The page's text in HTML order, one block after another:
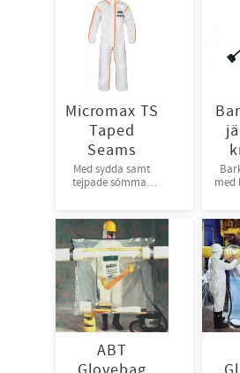
Micromax TS
Taped
Seams
Med sydda samt
tejpade sömmar
Andas ej
Skyddsplagg
kategori 3 CE-
standard typ 4-B, 5-
B, 6-B Förp : 25
st/krt
med
ABT